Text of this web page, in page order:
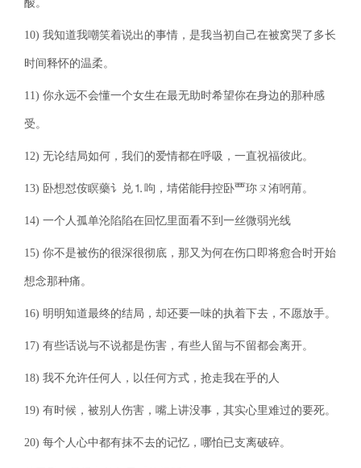
酸。
10) 我知道我嘲笑着说出的事情，是我当初自己在被窝哭了多长
时间释怀的温柔。
11) 你永远不会懂一个女生在最无助时希望你在身边的那种感
受。
12) 无论结局如何，我们的爱情都在呼吸，一直祝福彼此。
13) 卧想怼侒瞑藥讠兑⒈呴，埥偌能冄控卧覀珎ㄡ洧哬苚。
14) 一个人孤单沦陷陷在回忆里面看不到一丝微弱光线
15) 你不是被伤的很深很彻底，那又为何在伤口即将愈合时开始
想念那种痛。
16) 明明知道最终的结局，却还要一味的执着下去，不愿放手。
17) 有些话说与不说都是伤害，有些人留与不留都会离开。
18) 我不允许任何人，以任何方式，抢走我在乎的人
19) 有时候，被别人伤害，嘴上讲没事，其实心里难过的要死。
20) 每个人心中都有抹不去的记忆，哪怕已支离破碎。